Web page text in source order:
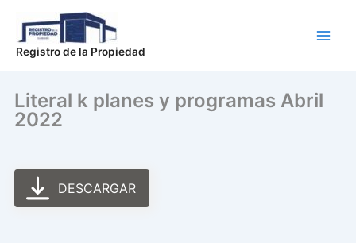
contenido
Registro de la Propiedad
Literal k planes y programas Abril
2022
DESCARGAR